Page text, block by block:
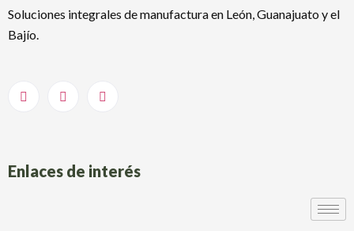
Soluciones integrales de manufactura en León, Guanajuato y el
Bajío.
Enlaces de interés